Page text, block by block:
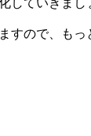
すので、も